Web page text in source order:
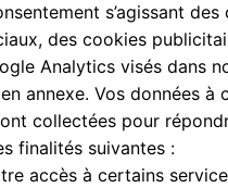
s’agissant
des cookies
Analytics visés dans
annexe. Vos données à
collectées pour
finalités suivantes :
accès à certains